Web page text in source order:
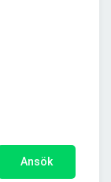
Ansök